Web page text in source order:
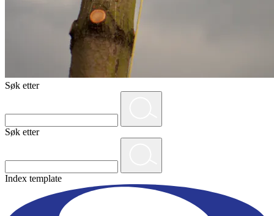
Søk etter
Søk etter
Index template